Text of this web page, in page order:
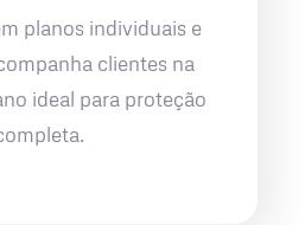
planos individuais e
clientes na
ideal para proteção